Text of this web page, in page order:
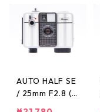
AUTO HALF SE
/ 25mm F2.8 (7